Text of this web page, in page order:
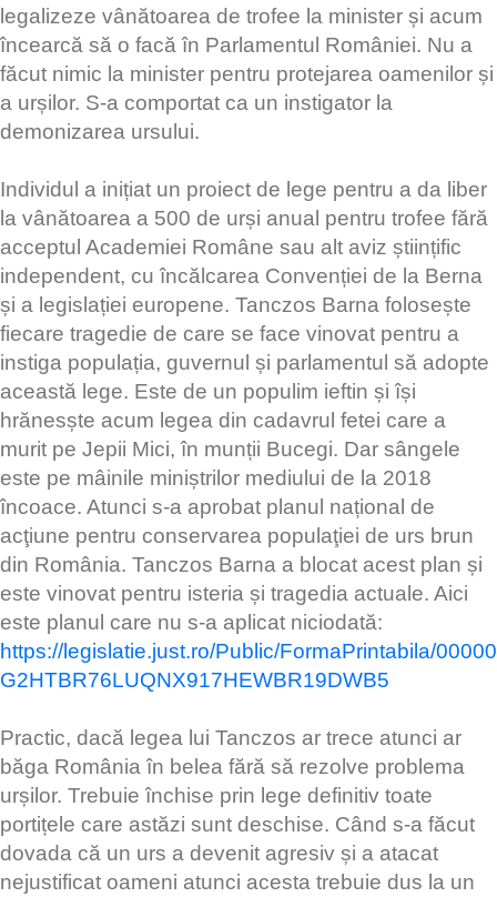
legalizeze vânătoarea de trofee la minister și acum
încearcă să o facă în Parlamentul României. Nu a
făcut nimic la minister pentru protejarea oamenilor și
a urșilor. S-a comportat ca un instigator la
demonizarea ursului.
Individul a inițiat un proiect de lege pentru a da liber
la vânătoarea a 500 de urși anual pentru trofee fără
acceptul Academiei Române sau alt aviz științific
independent, cu încălcarea Convenției de la Berna
și a legislației europene. Tanczos Barna folosește
fiecare tragedie de care se face vinovat pentru a
instiga populația, guvernul și parlamentul să adopte
această lege. Este de un populim ieftin și își
hrănesște acum legea din cadavrul fetei care a
murit pe Jepii Mici, în munții Bucegi. Dar sângele
este pe mâinile miniștrilor mediului de la 2018
încoace. Atunci s-a aprobat planul național de
acţiune pentru conservarea populaţiei de urs brun
din România. Tanczos Barna a blocat acest plan și
este vinovat pentru isteria și tragedia actuale. Aici
este planul care nu s-a aplicat niciodată:
https://legislatie.just.ro/Public/FormaPrintabila/00000
G2HTBR76LUQNX917HEWBR19DWB5
Practic, dacă legea lui Tanczos ar trece atunci ar
băga România în belea fără să rezolve problema
urșilor. Trebuie închise prin lege definitiv toate
portițele care astăzi sunt deschise. Când s-a făcut
dovada că un urs a devenit agresiv și a atacat
nejustificat oameni atunci acesta trebuie dus la un